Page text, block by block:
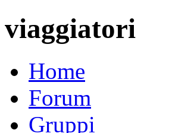
viaggiatori
Home
Forum
Gruppi